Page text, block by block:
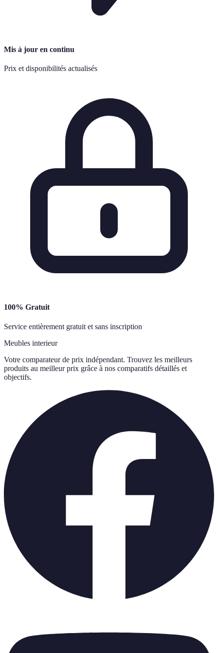
Mis à jour en continu
Prix et disponibilités actualisés
100% Gratuit
Service entièrement gratuit et sans inscription
Meubles interieur
Votre comparateur de prix indépendant. Trouvez les meilleurs
produits au meilleur prix grâce à nos comparatifs détaillés et
objectifs.